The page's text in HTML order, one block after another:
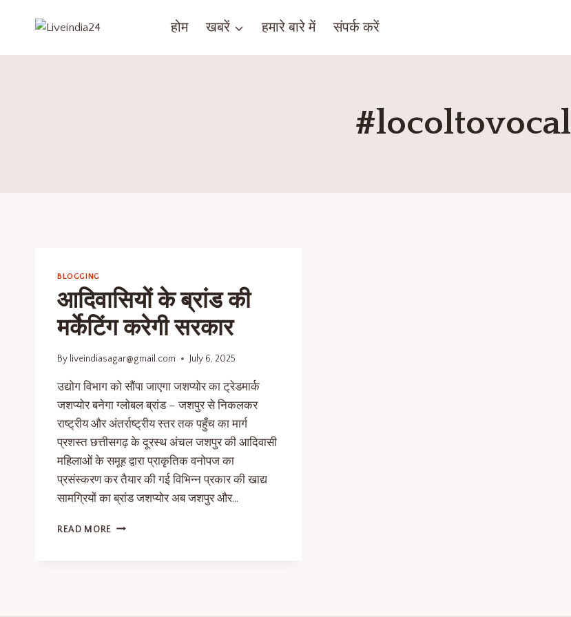
होम खबरें हमारे बारे में संपर्क करें
#locoltovocal
BLOGGING
आदिवासियों के ब्रांड की
मर्केटिंग करेगी सरकार
By liveindiasagar@gmail.com July 6, 2025
उद्योग विभाग को सौंपा जाएगा जशप्योर का ट्रेडमार्क
जशप्योर बनेगा ग्लोबल ब्रांड – जशपुर से निकलकर
राष्ट्रीय और अंतर्राष्ट्रीय स्तर तक पहुँच का मार्ग
प्रशस्त छत्तीसगढ़ के दूरस्थ अंचल जशपुर की आदिवासी
महिलाओं के समूह द्वारा प्राकृतिक वनोपज का
प्रसंस्करण कर तैयार की गई विभिन्न प्रकार की खाद्य
सामग्रियों का ब्रांड जशप्योर अब जशपुर और…
READ MORE